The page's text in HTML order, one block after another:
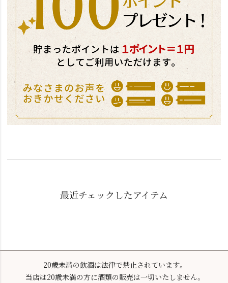
最近チェックしたアイテム
20歳未満の飲酒は法律で禁止されています。
当店は20歳未満の方に酒類の販売は一切いたしません。